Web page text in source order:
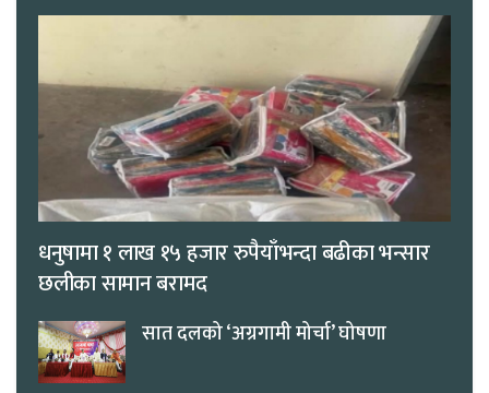
धनुषामा १ लाख १५ हजार रुपैयाँभन्दा बढीका भन्सार
छलीका सामान बरामद
सात दलको ‘अग्रगामी मोर्चा’ घोषणा